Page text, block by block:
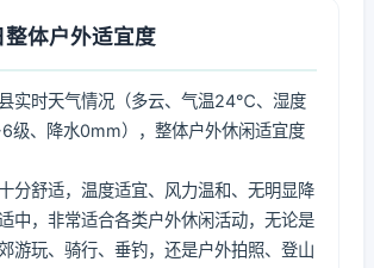
整体户外适宜度
实时天气情况（多云、气温24℃、湿度
级、降水0mm），整体户外休闲适宜度
分舒适，温度适宜、风力温和、无明显降
中，非常适合各类户外休闲活动，无论是
游玩、骑行、垂钓，还是户外拍照、登山